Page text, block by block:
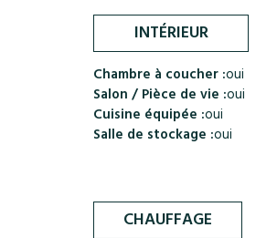
INTÉRIEUR
Chambre à coucher :oui
Salon / Pièce de vie :oui
Cuisine équipée :oui
Salle de stockage :oui
CHAUFFAGE